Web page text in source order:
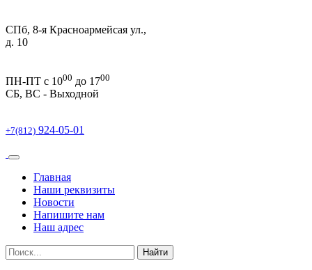
СПб, 8-я Красноармейсая ул.,
д. 10
ПН-ПТ c 1000 до 1700
СБ, ВС - Выходной
+7(812) 924-05-01
Главная
Наши реквизиты
Новости
Напишите нам
Наш адрес
Найти